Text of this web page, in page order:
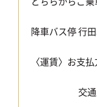
降車バス停 行
〈運賃〉お支
交通系IC